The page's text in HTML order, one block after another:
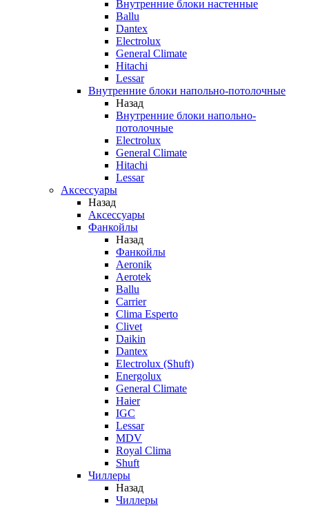
Внутренние блоки настенные
Ballu
Dantex
Electrolux
General Climate
Hitachi
Lessar
Внутренние блоки напольно-потолочные
Назад
Внутренние блоки напольно-
потолочные
Electrolux
General Climate
Hitachi
Lessar
Аксессуары
Назад
Аксессуары
Фанкойлы
Назад
Фанкойлы
Aeronik
Aerotek
Ballu
Carrier
Clima Esperto
Clivet
Daikin
Dantex
Electrolux (Shuft)
Energolux
General Climate
Haier
IGC
Lessar
MDV
Royal Clima
Shuft
Чиллеры
Назад
Чиллеры